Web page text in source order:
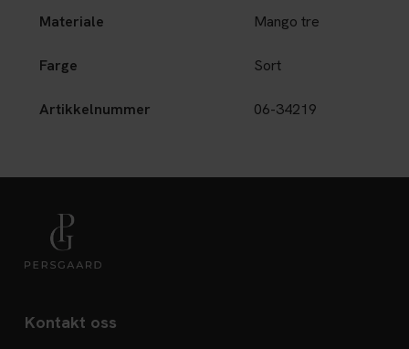
Materiale Mango tre
Farge Sort
Artikkelnummer 06-34219
Kontakt oss